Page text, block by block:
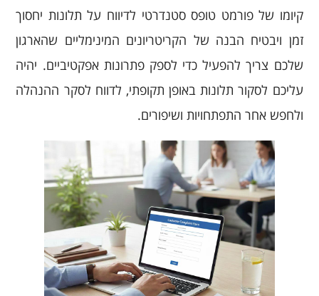
קיומו של פורמט טופס סטנדרטי לדיווח על תלונות יחסוך
זמן ויבטיח הבנה של הקריטריונים המינימליים שהארגון
שלכם צריך להפעיל כדי לספק פתרונות אפקטיביים. יהיה
עליכם לסקור תלונות באופן תקופתי, לדווח לסקר ההנהלה
ולחפש אחר התפתחויות ושיפורים.